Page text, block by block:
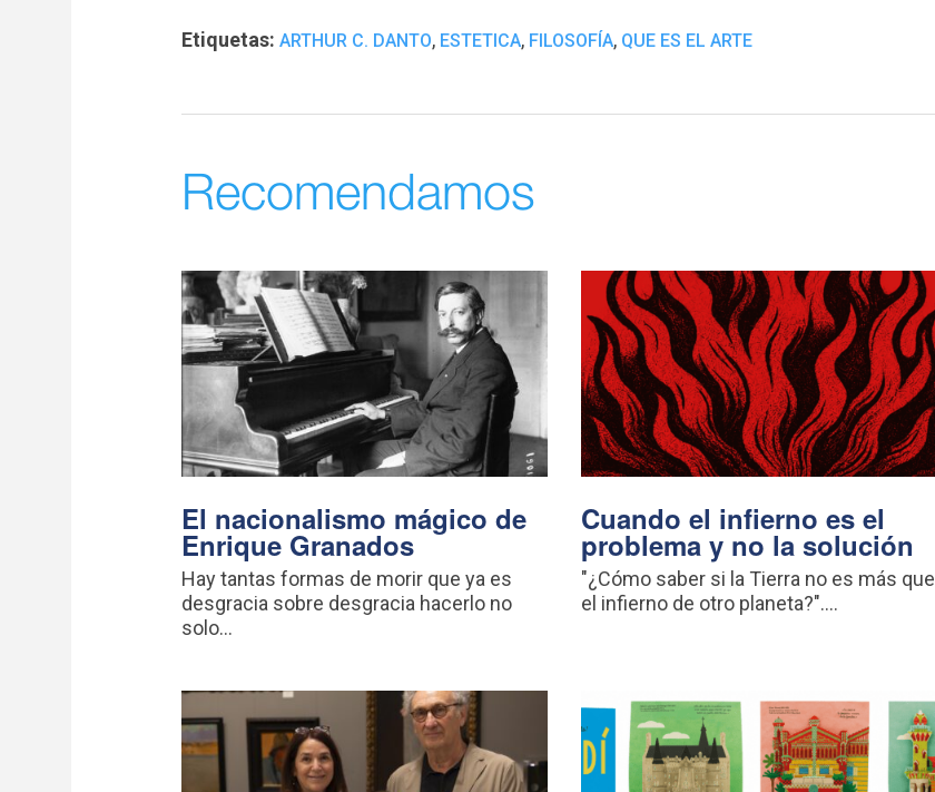
Etiquetas: ARTHUR C. DANTO, ESTETICA, FILOSOFÍA, QUE ES EL ARTE
Recomendamos
El nacionalismo mágico de
Enrique Granados
Hay tantas formas de morir que ya es
desgracia sobre desgracia hacerlo no
solo...
Cuando el infierno es el
problema y no la solución
"¿Cómo saber si la Tierra no es más que
el infierno de otro planeta?"....